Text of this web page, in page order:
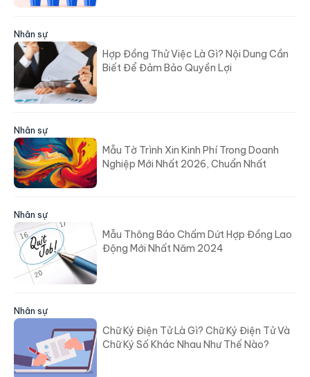
Nhân sự
Hợp Đồng Thử Việc Là Gì? Nội Dung Cần
Biết Để Đảm Bảo Quyền Lợi
Nhân sự
Mẫu Tờ Trình Xin Kinh Phí Trong Doanh
Nghiệp Mới Nhất 2026, Chuẩn Nhất
Nhân sự
Mẫu Thông Báo Chấm Dứt Hợp Đồng Lao
Động Mới Nhất Năm 2024
Nhân sự
Chữ Ký Điện Tử Là Gì? Chữ Ký Điện Tử Và
Chữ Ký Số Khác Nhau Như Thế Nào?